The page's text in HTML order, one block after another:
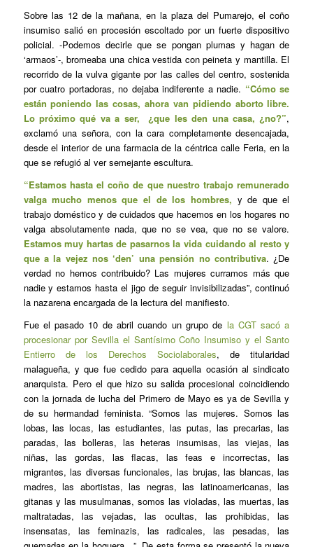
Sobre las 12 de la mañana, en la plaza del Pumarejo, el coño
insumiso salió en procesión escoltado por un fuerte dispositivo
policial. -Podemos decirle que se pongan plumas y hagan de
‘armaos’-, bromeaba una chica vestida con peineta y mantilla. El
recorrido de la vulva gigante por las calles del centro, sostenida
por cuatro portadoras, no dejaba indiferente a nadie. “Cómo se
están poniendo las cosas, ahora van pidiendo aborto libre.
Lo próximo qué va a ser, ¿que les den una casa, ¿no?”,
exclamó una señora, con la cara completamente desencajada,
desde el interior de una farmacia de la céntrica calle Feria, en la
que se refugió al ver semejante escultura.
“Estamos hasta el coño de que nuestro trabajo remunerado
valga mucho menos que el de los hombres, y de que el
trabajo doméstico y de cuidados que hacemos en los hogares no
valga absolutamente nada, que no se vea, que no se valore.
Estamos muy hartas de pasarnos la vida cuidando al resto y
que a la vejez nos ‘den’ una pensión no contributiva. ¿De
verdad no hemos contribuido? Las mujeres curramos más que
nadie y estamos hasta el jigo de seguir invisibilizadas”, continuó
la nazarena encargada de la lectura del manifiesto.
Fue el pasado 10 de abril cuando un grupo de la CGT sacó a
procesionar por Sevilla el Santísimo Coño Insumiso y el Santo
Entierro de los Derechos Sociolaborales, de titularidad
malagueña, y que fue cedido para aquella ocasión al sindicato
anarquista. Pero el que hizo su salida procesional coincidiendo
con la jornada de lucha del Primero de Mayo es ya de Sevilla y
de su hermandad feminista. “Somos las mujeres. Somos las
lobas, las locas, las estudiantes, las putas, las precarias, las
paradas, las bolleras, las heteras insumisas, las viejas, las
niñas, las gordas, las flacas, las feas e incorrectas, las
migrantes, las diversas funcionales, las brujas, las blancas, las
madres, las abortistas, las negras, las latinoamericanas, las
gitanas y las musulmanas, somos las violadas, las muertas, las
maltratadas, las vejadas, las ocultas, las prohibidas, las
insensatas, las feminazis, las radicales, las pesadas, las